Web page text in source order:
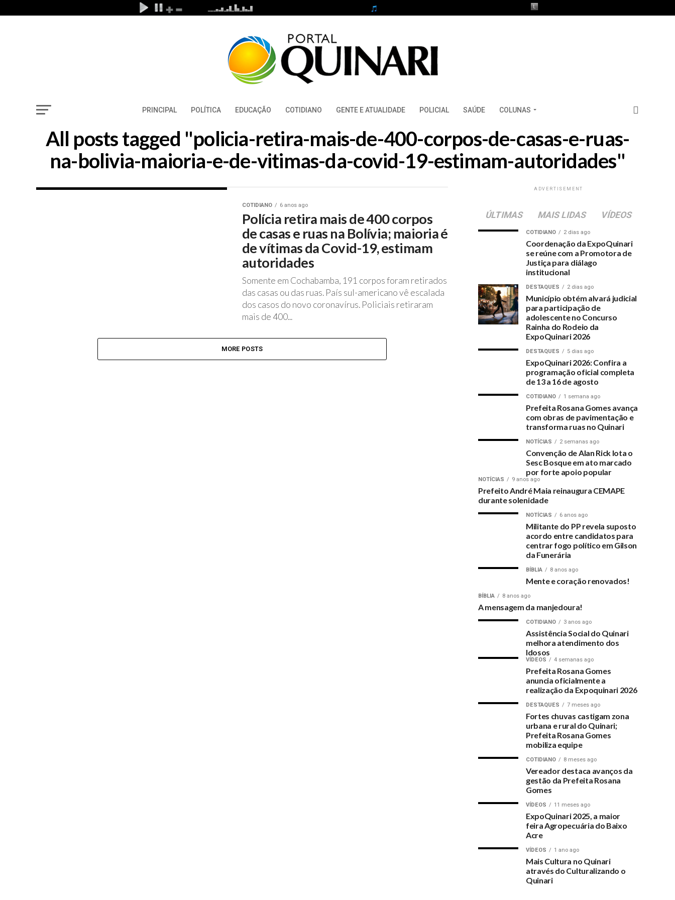
PRINCIPAL POLÍTICA EDUCAÇÃO COTIDIANO GENTE E ATUALIDADE POLICIAL SAÚDE COLUNAS
All posts tagged "policia-retira-mais-de-400-corpos-de-casas-e-ruas-
na-bolivia-maioria-e-de-vitimas-da-covid-19-estimam-autoridades"
COTIDIANO 6 anos ago
Polícia retira mais de 400 corpos
de casas e ruas na Bolívia; maioria é
de vítimas da Covid-19, estimam
autoridades
Somente em Cochabamba, 191 corpos foram retirados
das casas ou das ruas. País sul-americano vê escalada
dos casos do novo coronavírus. Policiais retiraram
mais de 400...
MORE POSTS
ADVERTISEMENT
ÚLTIMAS MAIS LIDAS VÍDEOS
COTIDIANO 2 dias ago
Coordenação da ExpoQuinari
se reúne com a Promotora de
Justiça para diálago
institucional
DESTAQUES 2 dias ago
Município obtém alvará judicial
para participação de
adolescente no Concurso
Rainha do Rodeio da
ExpoQuinari 2026
DESTAQUES 5 dias ago
ExpoQuinari 2026: Confira a
programação oficial completa
de 13 a 16 de agosto
COTIDIANO 1 semana ago
Prefeita Rosana Gomes avança
com obras de pavimentação e
transforma ruas no Quinari
NOTÍCIAS 2 semanas ago
Convenção de Alan Rick lota o
Sesc Bosque em ato marcado
por forte apoio popular
NOTÍCIAS 9 anos ago
Prefeito André Maia reinaugura CEMAPE
durante solenidade
NOTÍCIAS 6 anos ago
Militante do PP revela suposto
acordo entre candidatos para
centrar fogo político em Gilson
da Funerária
BÍBLIA 8 anos ago
Mente e coração renovados!
BÍBLIA 8 anos ago
A mensagem da manjedoura!
COTIDIANO 3 anos ago
Assistência Social do Quinari
melhora atendimento dos
Idosos
VÍDEOS 4 semanas ago
Prefeita Rosana Gomes
anuncia oficialmente a
realização da Expoquinari 2026
DESTAQUES 7 meses ago
Fortes chuvas castigam zona
urbana e rural do Quinari;
Prefeita Rosana Gomes
mobiliza equipe
COTIDIANO 8 meses ago
Vereador destaca avanços da
gestão da Prefeita Rosana
Gomes
VÍDEOS 11 meses ago
ExpoQuinari 2025, a maior
feira Agropecuária do Baixo
Acre
VÍDEOS 1 ano ago
Mais Cultura no Quinari
através do Culturalizando o
Quinari